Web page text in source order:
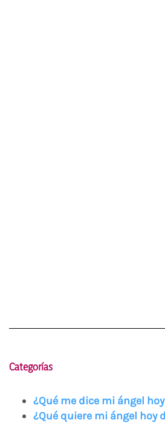
Categorías
¿Qué me dice mi ángel
¿Qué quiere mi ángel hoy